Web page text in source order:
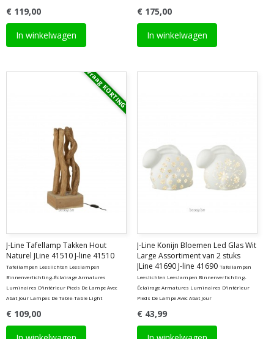
€ 119,00
In winkelwagen
€ 175,00
In winkelwagen
Vraag KORTING
J-Line Tafellamp Takken Hout
Naturel JLine 41510 J-line 41510
Tafellampen Leeslichten Leeslampen
Binnenverlichting-Éclairage Armatures
Luminaires D'intérieur Pieds De Lampe Avec
Abat Jour Lampes De Table-Table Light
€ 109,00
J-Line Konijn Bloemen Led Glas Wit
Large Assortiment van 2 stuks
JLine 41690 J-line 41690 Tafellampen
Leeslichten Leeslampen Binnenverlichting-
Éclairage Armatures Luminaires D'intérieur
Pieds De Lampe Avec Abat Jour
€ 43,99